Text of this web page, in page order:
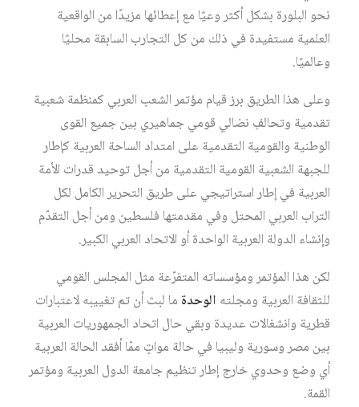
نحو البلورة بشكل أكثر وعيًا مع إعطائها مزيدًا من الواقعية
العلمية مستفيدة في ذلك من كل التجارب السابقة محليًا
وعالميًا.
وعلى هذا الطريق برز قيام مؤتمر الشعب العربي كمنظمة شعبية
تقدمية وتحالفِ نضالي قومي جماهيري بين جميع القوى
الوطنية والقومية التقدمية على امتداد الساحة العربية كإطار
للجبهة الشعبية القومية التقدمية من أجل توحيد قدرات الأمة
العربية في إطار استراتيجي على طريق التحرير الكامل لكل
التراب العربي المحتل وفي مقدمتها فلسطين ومن أجل التقدّم
وإنشاء الدولة العربية الواحدة أو الاتحاد العربي الكبير.
لكن هذا المؤتمر ومؤسساته المتفرّعة مثل المجلس القومي
للثقافة العربية ومجلته الوحدة ما لبث أن تم تغييبه لاعتبارات
قطرية وانشغالات عديدة وبقي حال اتحاد الجمهوريات العربية
بين مصر وسورية وليبيا في حالة مواتٍ ممّا أفقد الحالة العربية
أي وضع وحدوي خارج إطار تنظيم جامعة الدول العربية ومؤتمر
القمة.